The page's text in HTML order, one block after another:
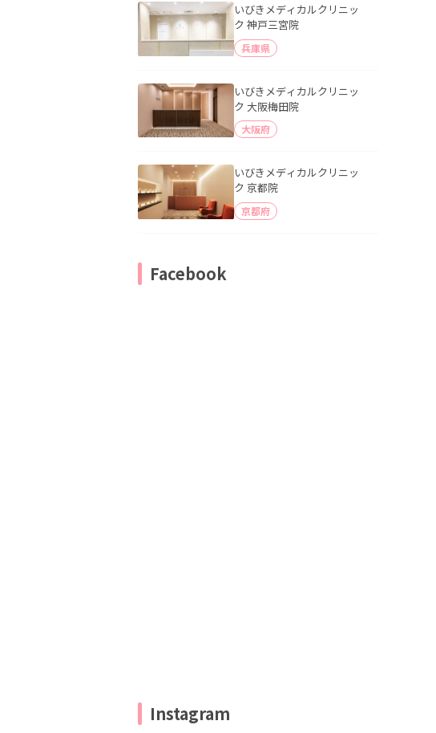
いびきメディカルクリニッ
ク 神戸三宮院
兵庫県
いびきメディカルクリニッ
ク 大阪梅田院
大阪府
いびきメディカルクリニッ
ク 京都院
京都府
Facebook
Instagram